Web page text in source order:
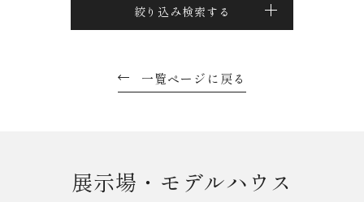
絞り込み検索する
一覧ページに戻る
展示場・モデルハウス